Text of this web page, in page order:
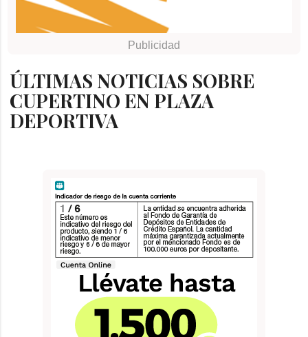
ÚLTIMAS NOTICIAS SOBRE
CUPERTINO EN PLAZA
DEPORTIVA